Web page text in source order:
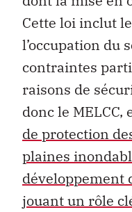
Cette loi inclut
l’occupation du
contraintes
raisons de
donc le MELCC,
de protection
plaines
développement
jouant un rôle